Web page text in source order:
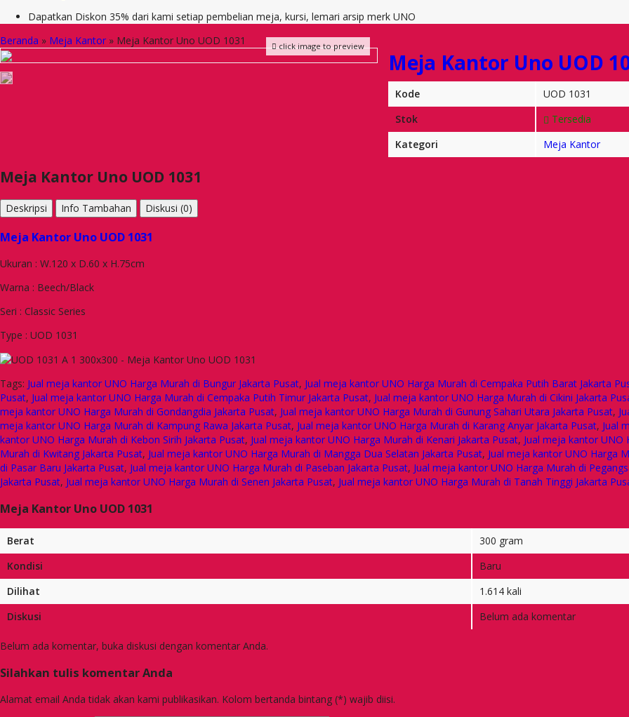
Dapatkan Diskon 35% dari kami setiap pembelian meja, kursi, lemari arsip merk UNO
Beranda » Meja Kantor » Meja Kantor Uno UOD 1031 click image to preview
Meja Kantor Uno UOD
Kode
UOD 1031
Stok
Tersedia
Kategori
Meja Kantor
Meja Kantor Uno UOD 1031
Deskripsi Info Tambahan Diskusi (0)
Meja Kantor Uno UOD 1031
Ukuran : W.120 x D.60 x H.75cm
Warna : Beech/Black
Seri : Classic Series
Type : UOD 1031
Tags: Jual meja kantor UNO Harga Murah di Bungur Jakarta Pusat, Jual meja kantor UNO Harga Murah di Cempaka Putih Barat Jakarta
Pusat, Jual meja kantor UNO Harga Murah di Cempaka Putih Timur Jakarta Pusat, Jual meja kantor UNO Harga Murah di Cikini Jakarta
meja kantor UNO Harga Murah di Gondangdia Jakarta Pusat, Jual meja kantor UNO Harga Murah di Gunung Sahari Utara Jakarta Pusat,
meja kantor UNO Harga Murah di Kampung Rawa Jakarta Pusat, Jual meja kantor UNO Harga Murah di Karang Anyar Jakarta Pusat, Jual
kantor UNO Harga Murah di Kebon Sirih Jakarta Pusat, Jual meja kantor UNO Harga Murah di Kenari Jakarta Pusat, Jual meja kantor UNO
Murah di Kwitang Jakarta Pusat, Jual meja kantor UNO Harga Murah di Mangga Dua Selatan Jakarta Pusat, Jual meja kantor UNO Harga
di Pasar Baru Jakarta Pusat, Jual meja kantor UNO Harga Murah di Paseban Jakarta Pusat, Jual meja kantor UNO Harga Murah di
Jakarta Pusat, Jual meja kantor UNO Harga Murah di Senen Jakarta Pusat, Jual meja kantor UNO Harga Murah di Tanah Tinggi Jakarta
Meja Kantor Uno UOD 1031
Berat
300 gram
Kondisi
Baru
Dilihat
1.614 kali
Diskusi
Belum ada komentar
Belum ada komentar, buka diskusi dengan komentar Anda.
Silahkan tulis komentar Anda
Alamat email Anda tidak akan kami publikasikan. Kolom bertanda bintang (*) wajib diisi.